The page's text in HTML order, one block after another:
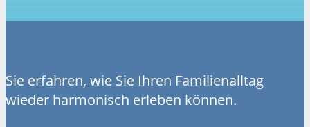
Sie erfahren, wie Sie Ihren Familienalltag
wieder harmonisch erleben können.